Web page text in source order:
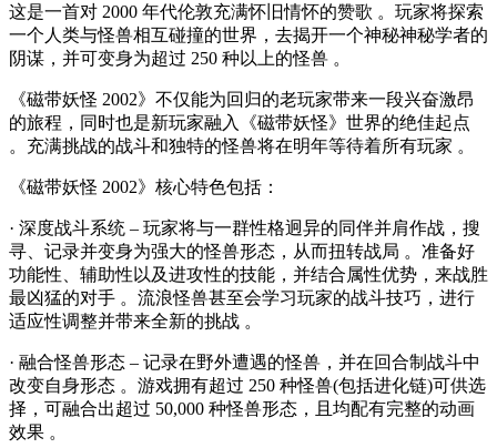
这是一首对 2000 年代伦敦充满怀旧情怀的赞歌 。玩家将探索
一个人类与怪兽相互碰撞的世界，去揭开一个神秘神秘学者的
阴谋，并可变身为超过 250 种以上的怪兽 。
《磁带妖怪 2002》不仅能为回归的老玩家带来一段兴奋激昂
的旅程，同时也是新玩家融入《磁带妖怪》世界的绝佳起点
。充满挑战的战斗和独特的怪兽将在明年等待着所有玩家 。
《磁带妖怪 2002》核心特色包括：
· 深度战斗系统 – 玩家将与一群性格迥异的同伴并肩作战，搜
寻、记录并变身为强大的怪兽形态，从而扭转战局 。准备好
功能性、辅助性以及进攻性的技能，并结合属性优势，来战胜
最凶猛的对手 。流浪怪兽甚至会学习玩家的战斗技巧，进行
适应性调整并带来全新的挑战 。
· 融合怪兽形态 – 记录在野外遭遇的怪兽，并在回合制战斗中
改变自身形态 。游戏拥有超过 250 种怪兽(包括进化链)可供选
择，可融合出超过 50,000 种怪兽形态，且均配有完整的动画
效果 。